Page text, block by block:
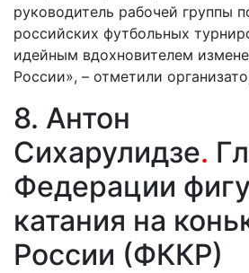
руководитель рабочей группы
российских футбольных
идейным вдохновителем
России», – отметили
8. Антон
Сихарулидзе.
Федерации
катания на
России (ФККР)